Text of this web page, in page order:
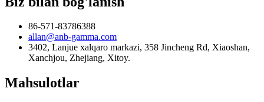
86-571-83786388
allan@anb-gamma.com
3402, Lanjue xalqaro markazi, 358 Jincheng Rd, Xiaoshan,
Xanchjou, Zhejiang, Xitoy.
Mahsulotlar